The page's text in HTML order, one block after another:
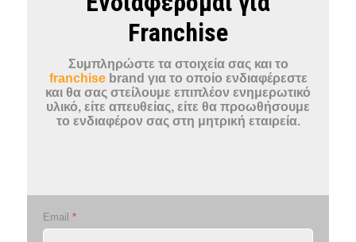
Franchise
Συμπληρώστε τα στοιχεία σας και το
franchisebrand για το οποίο ενδιαφέρεστε
και θα σας στείλουμε επιπλέον ενημερωτικό
υλικό, είτε απευθείας, είτε θα προωθήσουμε
το ενδιαφέρον σας στη μητρική εταιρεία.
Email *